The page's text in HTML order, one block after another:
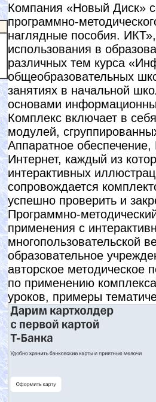
Компания «Новый Диск»
программно-
наглядные пособия.
использования в
различных тем курса
общеобразовательных
занятиях в начальной
основами
Комплекс включает в
модулей,
Аппаратное
Интернет, каждый из
интерактивных
сопровождается
успешно проверить и
Программно-
применения с
многопользовательской
образовательное
авторское
по применению
уроков, примеры